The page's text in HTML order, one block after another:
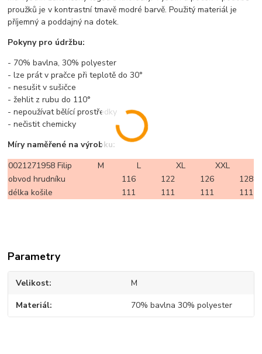
proužků je v kontrastní tmavě modré barvě. Použitý materiál je
příjemný a poddajný na dotek.
Pokyny pro údržbu:
- 70% bavlna, 30% polyester
- lze prát v pračce při teplotě do 30°
- nesušit v sušičce
- žehlit z rubu do 110°
- nepoužívat bělící prostředky
- nečistit chemicky
Míry naměřené na výrobku:
0021271958 Filip
M L XL
XXL
obvod hrudníku
116 122 126
128
délka košile
111 111 111 111
Parametry
Velikost M
Materiál 70% bavlna 30% polyester